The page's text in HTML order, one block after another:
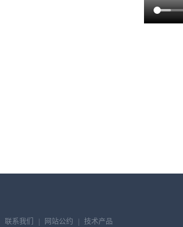
联系我们 网站公约 技术产品